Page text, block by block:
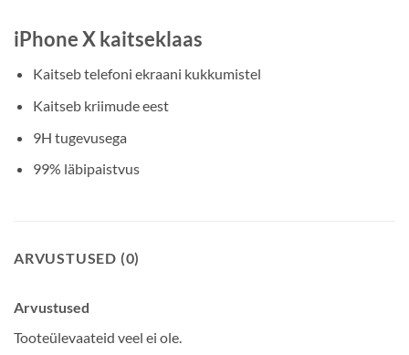
iPhone X kaitseklaas
Kaitseb telefoni ekraani kukkumistel
Kaitseb kriimude eest
9H tugevusega
99% läbipaistvus
ARVUSTUSED (0)
Arvustused
Tooteülevaateid veel ei ole.